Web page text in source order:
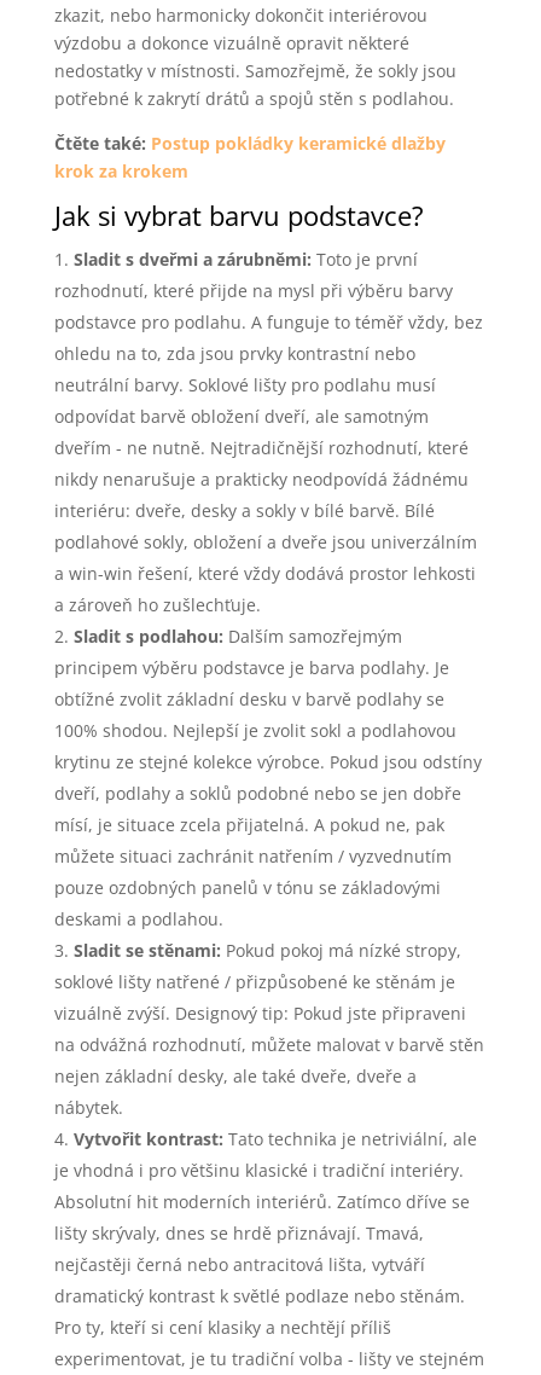
zkazit, nebo harmonicky dokončit interiérovou
výzdobu a dokonce vizuálně opravit některé
nedostatky v místnosti. Samozřejmě, že sokly jsou
potřebné k zakrytí drátů a spojů stěn s podlahou.
Čtěte také: Postup pokládky keramické dlažby
krok za krokem
Jak si vybrat barvu podstavce?
Sladit s dveřmi a zárubněmi: Toto je první
rozhodnutí, které přijde na mysl při výběru barvy
podstavce pro podlahu. A funguje to téměř vždy, bez
ohledu na to, zda jsou prvky kontrastní nebo
neutrální barvy. Soklové lišty pro podlahu musí
odpovídat barvě obložení dveří, ale samotným
dveřím - ne nutně. Nejtradičnější rozhodnutí, které
nikdy nenarušuje a prakticky neodpovídá žádnému
interiéru: dveře, desky a sokly v bílé barvě. Bílé
podlahové sokly, obložení a dveře jsou univerzálním
a win-win řešení, které vždy dodává prostor lehkosti
a zároveň ho zušlechťuje.
Sladit s podlahou: Dalším samozřejmým
principem výběru podstavce je barva podlahy. Je
obtížné zvolit základní desku v barvě podlahy se
100% shodou. Nejlepší je zvolit sokl a podlahovou
krytinu ze stejné kolekce výrobce. Pokud jsou odstíny
dveří, podlahy a soklů podobné nebo se jen dobře
mísí, je situace zcela přijatelná. A pokud ne, pak
můžete situaci zachránit natřením / vyzvednutím
pouze ozdobných panelů v tónu se základovými
deskami a podlahou.
Sladit se stěnami: Pokud pokoj má nízké stropy,
soklové lišty natřené / přizpůsobené ke stěnám je
vizuálně zvýší. Designový tip: Pokud jste připraveni
na odvážná rozhodnutí, můžete malovat v barvě stěn
nejen základní desky, ale také dveře, dveře a
nábytek.
Vytvořit kontrast: Tato technika je netriviální, ale
je vhodná i pro většinu klasické i tradiční interiéry.
Absolutní hit moderních interiérů. Zatímco dříve se
lišty skrývaly, dnes se hrdě přiznávají. Tmavá,
nejčastěji černá nebo antracitová lišta, vytváří
dramatický kontrast k světlé podlaze nebo stěnám.
Pro ty, kteří si cení klasiky a nechtějí příliš
experimentovat, je tu tradiční volba - lišty ve stejném